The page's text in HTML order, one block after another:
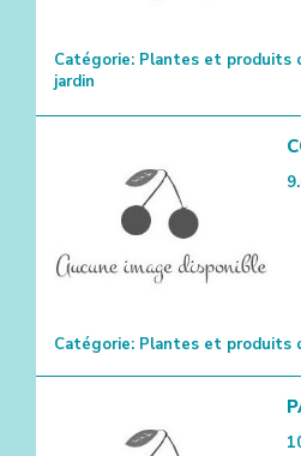
Catégorie: Plantes et produits
jardin
Catégorie: Plantes et produits